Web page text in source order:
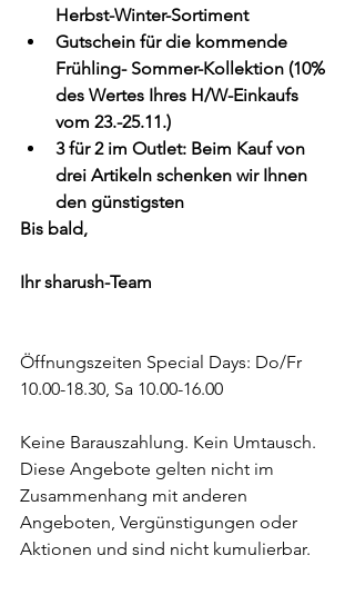
Herbst-Winter-Sortiment
Gutschein für die kommende
Frühling- Sommer-Kollektion (10%
des Wertes Ihres H/W-Einkaufs
vom 23.-25.11.)
3 für 2 im Outlet: Beim Kauf von
drei Artikeln schenken wir Ihnen
den günstigsten
Bis bald,
Ihr sharush-Team
Öffnungszeiten Special Days: Do/Fr
10.00-18.30, Sa 10.00-16.00
Keine Barauszahlung. Kein Umtausch.
Diese Angebote gelten nicht im
Zusammenhang mit anderen
Angeboten, Vergünstigungen oder
Aktionen und sind nicht kumulierbar.